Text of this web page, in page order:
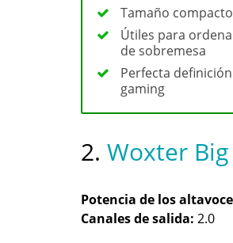
Tamaño
Útiles para
de sobremesa
Perfecta
gaming
2. Woxter Big
Potencia de los
Canales de salida: 2.0